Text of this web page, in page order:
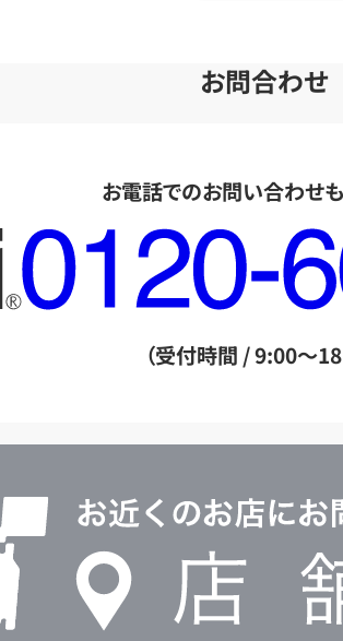
お問合わせ
お電話でのお問い合わせ
フ
リ
ー
ル
（受付時間 / 9:00～